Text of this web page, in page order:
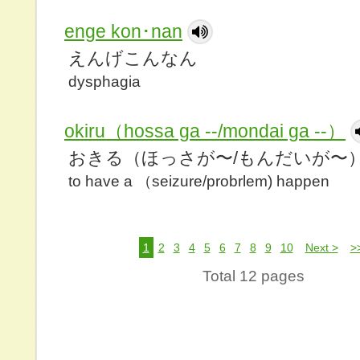
enge kon･nan
えんげこんなん
dysphagia
okiru（hossa ga --/mondai ga --）
おきる（ほっさが〜/もんだいが〜
to have a （seizure/probrlem) happen
1 2 3 4 5 6 7 8 9 10 Next >
Total 12 pages